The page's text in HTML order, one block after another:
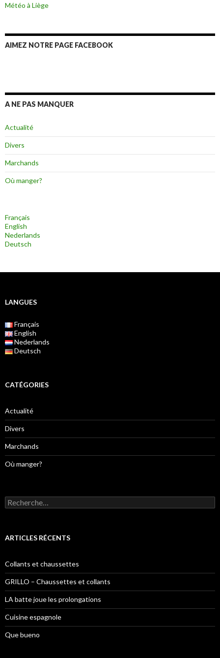
Météo à Liège
AIMEZ NOTRE PAGE FACEBOOK
A NE PAS MANQUER
Actualité
Divers
Marchands
Où manger?
Français
English
Nederlands
Deutsch
LANGUES
Français
English
Nederlands
Deutsch
CATÉGORIES
Actualité
Divers
Marchands
Où manger?
R
e
e
h
e
r
:
ARTICLES RÉCENTS
Collants et chaussettes
GRILLO – Chaussettes et collants
LA batte joue les prolongations
Cuisine espagnole
Que bueno